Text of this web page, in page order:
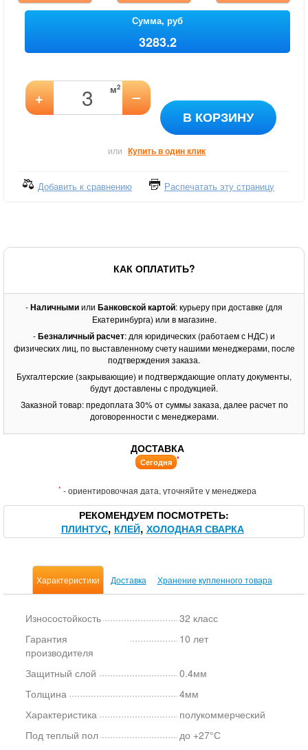
Сумма, руб
3283.2
+ м2 –
В КОРЗИНУ
или Купить в один клик
Добавить к сравнению Распечатать эту страницу
КАК ОПЛАТИТЬ?
-Наличнымиили Банковской картой: курьеру при доставке (для
Екатеринбурга) или в магазине.
-Безналичный расчет: для юридических (работаем с НДС) и
физических лиц, по выставленному счету нашими менеджерами, после
подтверждения заказа.
Бухгалтерские (закрывающие) и подтверждающие оплату документы,
будут доставлены с продукцией.
Заказной товар: предоплата 30% от суммы заказа, далее расчет по
договоренности с менеджерами.
ДОСТАВКА
Сегодня *
* - ориентировочная дата, уточняйте у менеджера
РЕКОМЕНДУЕМ ПОСМОТРЕТЬ
ПЛИНТУС КЛЕЙ ХОЛОДНАЯ СВАРКА
Характеристики Доставка Хранение купленного товара
Износостойкость
32 класс
Гарантия
производителя
10 лет
Защитный слой
0.4мм
Толщина
4мм
Характеристика
полукоммерческий
Под теплый пол
до +27°С